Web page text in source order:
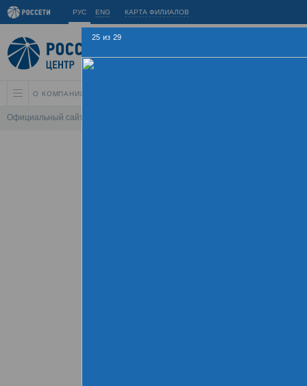
РУС ENG КАРТА ФИЛИАЛОВ
О КОМПАНИИ
Официальный сайт
25 из 29